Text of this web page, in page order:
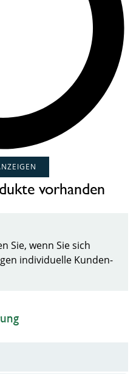
Sie, wenn Sie sich
individuelle Kunden-
vorhanden